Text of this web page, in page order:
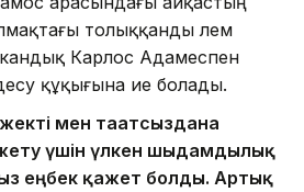
толыққанды әлем
Карлос Адамеспен
құқығына ие болады.
мен тағатсыздана
жету үшін үлкен шыдамдылық
еңбек қажет болды. Артық